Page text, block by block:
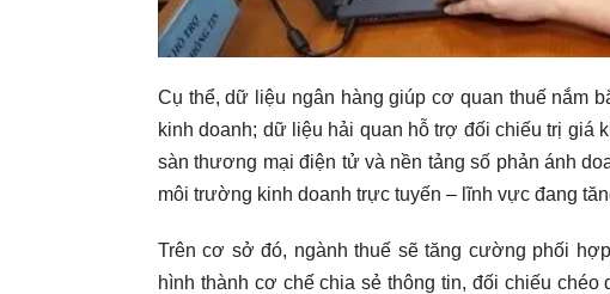
Cụ thể, dữ liệu ngân hàng giúp cơ quan thuế nắm
kinh doanh; dữ liệu hải quan hỗ trợ đối chiếu trị giá
sàn thương mại điện tử và nền tảng số phản ánh
môi trường kinh doanh trực tuyến – lĩnh vực đang
Trên cơ sở đó, ngành thuế sẽ tăng cường phối
hình thành cơ chế chia sẻ thông tin, đối chiếu